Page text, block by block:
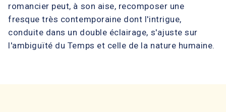
romancier peut, à son aise, recomposer une
fresque très contemporaine dont l'intrigue,
conduite dans un double éclairage, s'ajuste sur
l'ambiguïté du Temps et celle de la nature humaine.